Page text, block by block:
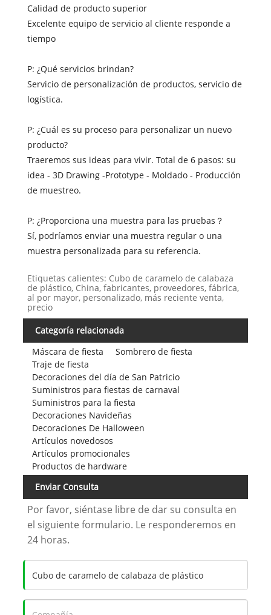
Calidad de producto superior
Excelente equipo de servicio al cliente responde a
tiempo
P: ¿Qué servicios brindan?
Servicio de personalización de productos, servicio de
logística.
P: ¿Cuál es su proceso para personalizar un nuevo
producto?
Traeremos sus ideas para vivir. Total de 6 pasos: su
idea - 3D Drawing -Prototype - Moldado - Producción
de muestreo.
P: ¿Proporciona una muestra para las pruebas？
Sí, podríamos enviar una muestra regular o una
muestra personalizada para su referencia.
Etiquetas calientes: Cubo de caramelo de calabaza
de plástico, China, fabricantes, proveedores, fábrica,
al por mayor, personalizado, más reciente venta,
precio
Categoría relacionada
Máscara de fiesta
Sombrero de fiesta
Traje de fiesta
Decoraciones del día de San Patricio
Suministros para fiestas de carnaval
Suministros para la fiesta
Decoraciones Navideñas
Decoraciones De Halloween
Artículos novedosos
Artículos promocionales
Productos de hardware
Enviar Consulta
Por favor, siéntase libre de dar su consulta en
el siguiente formulario. Le responderemos en
24 horas.